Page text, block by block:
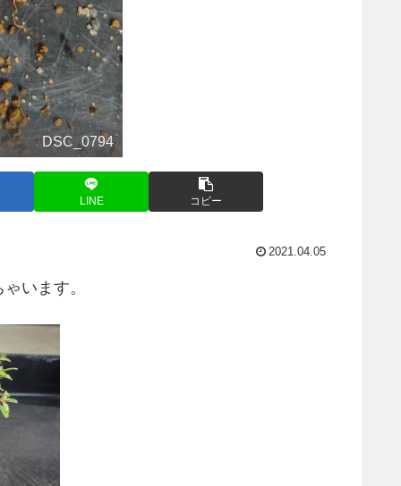
DSC_0794
LINE コピー
2021.04.05
います。